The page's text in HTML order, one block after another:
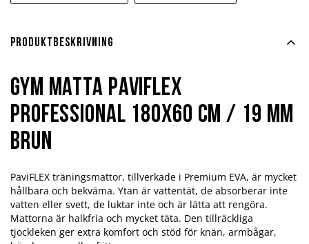
Produktbeskrivning
Gym matta PaviFlex
Professional 180x60 cm / 19 mm
brun
PaviFLEX träningsmattor, tillverkade i Premium EVA, är mycket
hållbara och bekväma. Ytan är vattentät, de absorberar inte
vatten eller svett, de luktar inte och är lätta att rengöra.
Mattorna är halkfria och mycket täta. Den tillräckliga
tjockleken ger extra komfort och stöd för knän, armbågar,